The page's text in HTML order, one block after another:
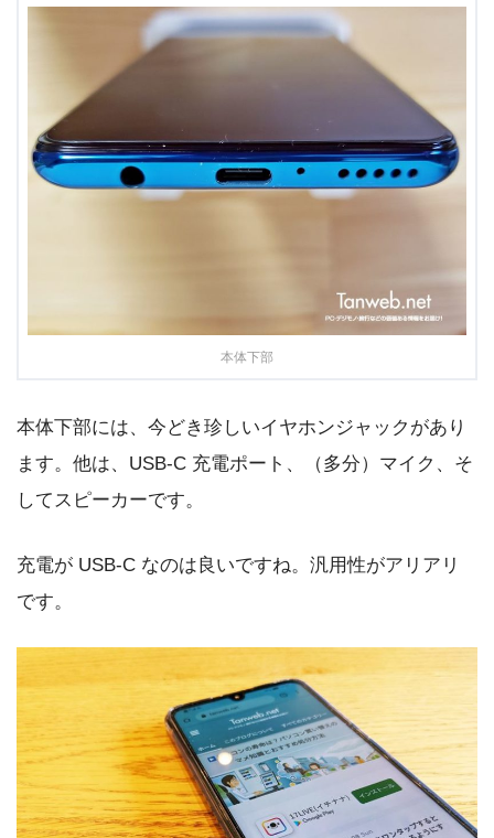
本体下部
本体下部には、今どき珍しいイヤホンジャックがあり
ます。他は、USB-C 充電ポート、（多分）マイク、そ
してスピーカーです。
充電が USB-C なのは良いですね。汎用性がアリアリ
です。